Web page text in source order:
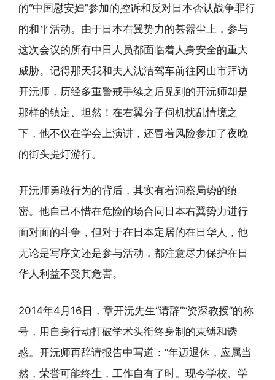
的“中国慰安妇”参加的控诉和反对日本否认战争罪行
的和平活动。由于日本右翼势力的甚嚣尘上，参与
这次会议的所有中日人员都面临着人身安全的重大
威胁。记得那天我和夫人沈洁驾车前往冈山市拜访
开沅师，历经多重警戒手续之后见到的开沅师却是
那样的镇定、坦然！在右翼分子伺机扰乱情境之
下，他不仅在学会上演讲，还冒着风险参加了夜晚
的街头提灯游行。
开沅师勇敢行为的背后，其实有着洞察局势的缜
密。他自己不惜在危险的场合同日本右翼势力进行
面对面的斗争，但对于在日本定居的在日华人，他
无论是写序文还是参与活动，都注意尽力保护在日
华人利益不受其危害。
2014年4月16日，章开沅先生“请辞”“资深教授”的称
号，用自身行动打破学术头衔终身制的束缚和诱
惑。开沅师再辞请报告中写道：“年迈退休，应属当
然，荣誉可能终生，工作自有了时。现今学校、学